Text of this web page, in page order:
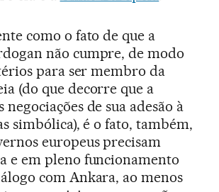
como o fato de que a
não cumpre, de modo
para ser membro da
(do que decorre que a
negociações de sua adesão à
simbólica), é o fato, também,
europeus precisam
e em pleno funcionamento
com Ankara, ao menos